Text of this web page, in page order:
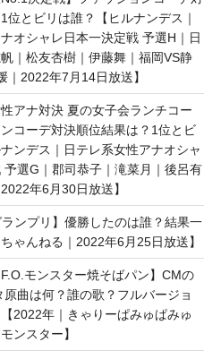
位とビリは誰？【ヒルナンデス｜
オシャレ日本一決定戦 予選H｜日
｜松友杏樹｜伊藤舞｜福岡VS静
｜2022年7月14日放送】
アナ対決 夏の女子会ランチコー
コーデ対決順位結果は？1位とビ
ンデス｜日テレ系女性アナオシャ
選G｜郡司恭子｜滝菜月｜後呂有
年6月30日放送】
ンプリ】優勝したのは誰？結果一
ゃんねる｜2022年6月25日放送】
モンスター焼そばパン】CMの
曲は何？誰の歌？フルバージョ
2022年｜きゃりーぱみゅぱみゅ
ンスター】